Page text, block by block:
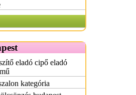
eladó cipő eladó
kategória